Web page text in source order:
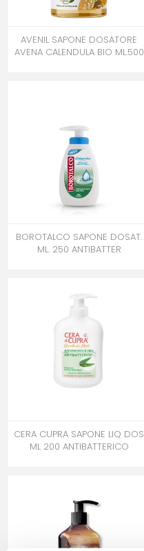
AVENIL SAPONE DOSATORE
AVENA CALENDULA BIO ML.500
BOROTALCO SAPONE DOSAT.
ML. 250 ANTIBATTER
CERA CUPRA SAPONE LIQ DOS
ML 200 ANTIBATTERICO